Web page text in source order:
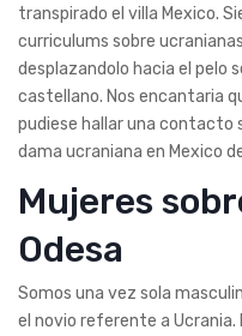
transpirado el villa Mexico.
curriculums sobre
desplazandolo hacia el pelo
castellano. Nos encantaria
pudiese hallar una contacto
dama ucraniana en Mexico
Mujeres
Odesa
Somos una vez sola
el novio referente a Ucrania.